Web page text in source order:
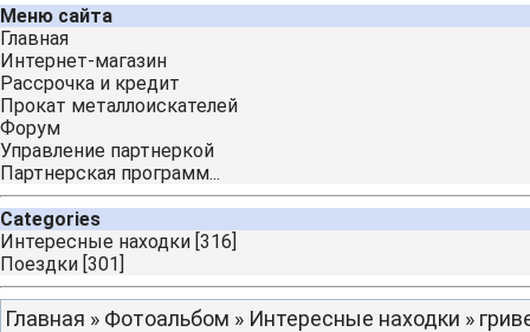
Меню сайта
Главная
Интернет-магазин
Рассрочка и кредит
Прокат металлоискателей
Форум
Управление партнеркой
Партнерская программ...
Categories
Интересные находки [316]
Поездки [301]
Главная » Фотоальбом » Интересные находки »